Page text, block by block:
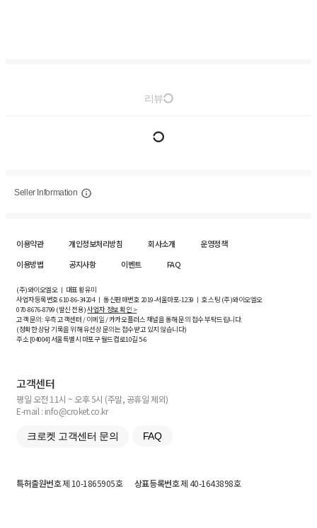
리뷰
Seller Information
이용약관 개인정보처리방침 회사소개
운영정책
이용방법
공지사항 이벤트 FAQ
(주)와이오엘오 ㅣ 대표 황유미
사업자등록번호610-86-34204ㅣ 통신판매번호 2019-서울마포-1239 ㅣ 호스팅 (주)와이오엘오
070-8676-8799 (발신 전용)사업자 정보 확인 >
고객 문의: 우측 고객센터 / 이메일 / 카카오플러스 채널을 통해 문의 접수 부탁드립니다.
(정확한 상담 기록을 위해 유선상 문의는 접수받고 있지 않습니다)
주소 [04004] 서울특별시 마포구 월드컵로10길5-6
고객센터
평일 오전 11시 ~ 오후 5시 (주말, 공휴일 제외)
E-mail : info@croket.co.kr
크로켓 고객센터 문의 FAQ
특허출원번호제 10-1865905호 상표등록번호제 40-1643898호